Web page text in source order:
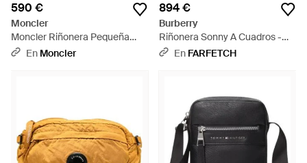
590 €
Moncler
Moncler Riñonera Pequeña
Durance, Hombre, Talla -
En Moncler
894 €
Burberry
Riñonera Sonny A Cuadros -
GrisEn FARFETCH